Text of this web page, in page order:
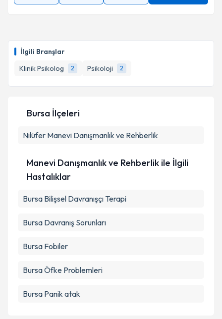
İlgili Branşlar
Klinik Psikolog
2 Psikoloji 2
Bursa İlçeleri
Nilüfer Manevi Danışmanlık ve Rehberlik
Manevi Danışmanlık ve Rehberlik ile İlgili
Hastalıklar
Bursa Bilişsel Davranışçı Terapi
Bursa Davranış Sorunları
Bursa Fobiler
Bursa Öfke Problemleri
Bursa Panik atak